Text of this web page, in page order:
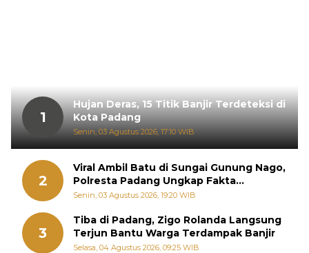
1
Hujan Deras, 15 Titik Banjir Terdeteksi di
Kota Padang
Senin, 03 Agustus 2026, 17:10 WIB
2
Viral Ambil Batu di Sungai Gunung Nago,
Polresta Padang Ungkap Fakta
Sebenarnya
Senin, 03 Agustus 2026, 19:20 WIB
3
Tiba di Padang, Zigo Rolanda Langsung
Terjun Bantu Warga Terdampak Banjir
Selasa, 04 Agustus 2026, 09:25 WIB